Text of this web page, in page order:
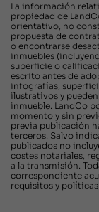
La información
propiedad de
orientativo, no
propuesta de
o encontrarse
inmuebles
superficie o
escrito antes de
infografías,
ilustrativos y
inmueble. LandCo
momento y sin
previa publicación
terceros. Salvo
publicados no
costes notariales,
a la transmisión.
correspondiente
requisitos y